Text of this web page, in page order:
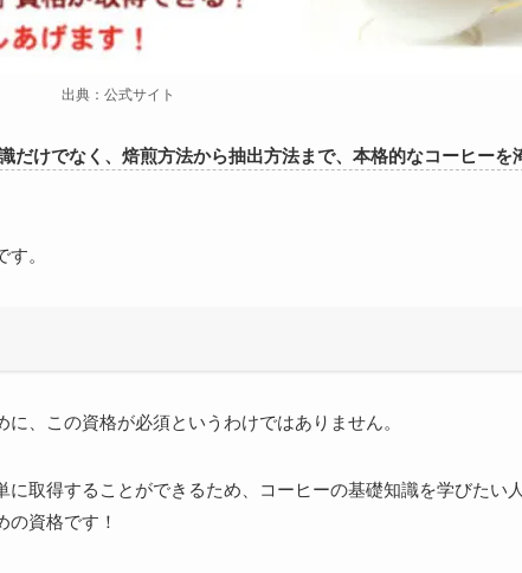
出典：公式サイト
だけでなく、焙煎方法から抽出方法まで、本格的なコーヒーを
。
、この資格が必須というわけではありません。
に取得することができるため、コーヒーの基礎知識を学びたい
の資格です！